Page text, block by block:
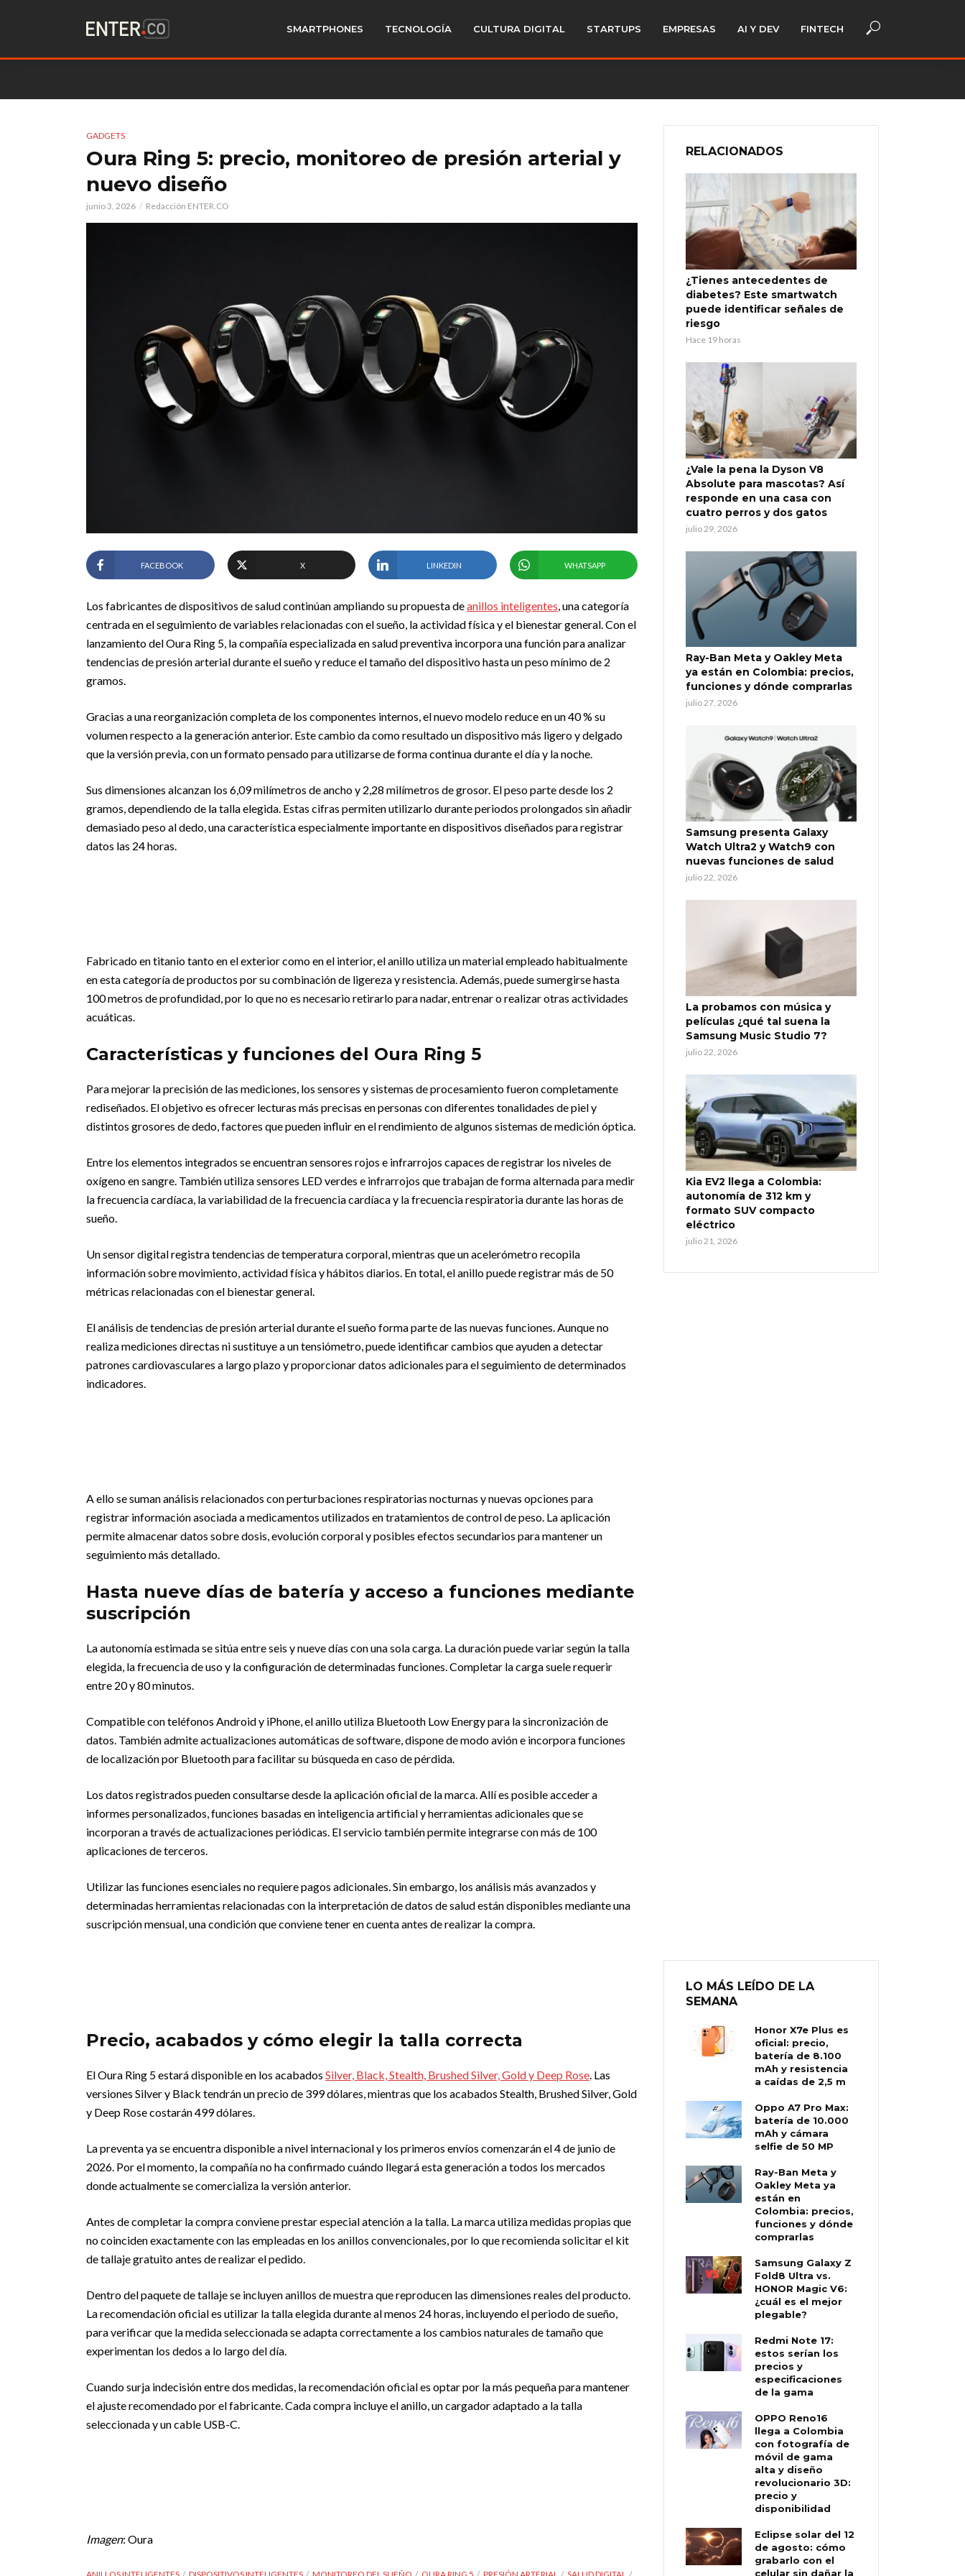
SMARTPHONES TECNOLOGÍA CULTURA DIGITAL STARTUPS EMPRESAS AI Y DEV FINTECH
GADGETS
Oura Ring 5: precio, monitoreo de presión arterial y
nuevo diseño
junio 3, 2026 Redacción ENTER.CO
FACEBOOK X LINKEDIN WHATSAPP
Los fabricantes de dispositivos de salud continúan ampliando su propuesta deanillos inteligentes, una categoría
centrada en el seguimiento de variables relacionadas con el sueño, la actividad física y el bienestar general. Con el
lanzamiento del Oura Ring 5, la compañía especializada en salud preventiva incorpora una función para analizar
tendencias de presión arterial durante el sueño y reduce el tamaño del dispositivo hasta un peso mínimo de 2
gramos.
Gracias a una reorganización completa de los componentes internos, el nuevo modelo reduce en un 40 % su
volumen respecto a la generación anterior. Este cambio da como resultado un dispositivo más ligero y delgado
que la versión previa, con un formato pensado para utilizarse de forma continua durante el día y la noche.
Sus dimensiones alcanzan los 6,09 milímetros de ancho y 2,28 milímetros de grosor. El peso parte desde los 2
gramos, dependiendo de la talla elegida. Estas cifras permiten utilizarlo durante periodos prolongados sin añadir
demasiado peso al dedo, una característica especialmente importante en dispositivos diseñados para registrar
datos las 24 horas.
Fabricado en titanio tanto en el exterior como en el interior, el anillo utiliza un material empleado habitualmente
en esta categoría de productos por su combinación de ligereza y resistencia. Además, puede sumergirse hasta
100 metros de profundidad, por lo que no es necesario retirarlo para nadar, entrenar o realizar otras actividades
acuáticas.
Características y funciones del Oura Ring 5
Para mejorar la precisión de las mediciones, los sensores y sistemas de procesamiento fueron completamente
rediseñados. El objetivo es ofrecer lecturas más precisas en personas con diferentes tonalidades de piel y
distintos grosores de dedo, factores que pueden influir en el rendimiento de algunos sistemas de medición óptica.
Entre los elementos integrados se encuentran sensores rojos e infrarrojos capaces de registrar los niveles de
oxígeno en sangre. También utiliza sensores LED verdes e infrarrojos que trabajan de forma alternada para medir
la frecuencia cardíaca, la variabilidad de la frecuencia cardíaca y la frecuencia respiratoria durante las horas de
sueño.
Un sensor digital registra tendencias de temperatura corporal, mientras que un acelerómetro recopila
información sobre movimiento, actividad física y hábitos diarios. En total, el anillo puede registrar más de 50
métricas relacionadas con el bienestar general.
El análisis de tendencias de presión arterial durante el sueño forma parte de las nuevas funciones. Aunque no
realiza mediciones directas ni sustituye a un tensiómetro, puede identificar cambios que ayuden a detectar
patrones cardiovasculares a largo plazo y proporcionar datos adicionales para el seguimiento de determinados
indicadores.
A ello se suman análisis relacionados con perturbaciones respiratorias nocturnas y nuevas opciones para
registrar información asociada a medicamentos utilizados en tratamientos de control de peso. La aplicación
permite almacenar datos sobre dosis, evolución corporal y posibles efectos secundarios para mantener un
seguimiento más detallado.
Hasta nueve días de batería y acceso a funciones mediante
suscripción
La autonomía estimada se sitúa entre seis y nueve días con una sola carga. La duración puede variar según la talla
elegida, la frecuencia de uso y la configuración de determinadas funciones. Completar la carga suele requerir
entre 20 y 80 minutos.
Compatible con teléfonos Android y iPhone, el anillo utiliza Bluetooth Low Energy para la sincronización de
datos. También admite actualizaciones automáticas de software, dispone de modo avión e incorpora funciones
de localización por Bluetooth para facilitar su búsqueda en caso de pérdida.
Los datos registrados pueden consultarse desde la aplicación oficial de la marca. Allí es posible acceder a
informes personalizados, funciones basadas en inteligencia artificial y herramientas adicionales que se
incorporan a través de actualizaciones periódicas. El servicio también permite integrarse con más de 100
aplicaciones de terceros.
Utilizar las funciones esenciales no requiere pagos adicionales. Sin embargo, los análisis más avanzados y
determinadas herramientas relacionadas con la interpretación de datos de salud están disponibles mediante una
suscripción mensual, una condición que conviene tener en cuenta antes de realizar la compra.
Precio, acabados y cómo elegir la talla correcta
El Oura Ring 5 estará disponible en los acabados Silver, Black, Stealth, Brushed Silver, Gold y Deep Rose. Las
versiones Silver y Black tendrán un precio de 399 dólares, mientras que los acabados Stealth, Brushed Silver, Gold
y Deep Rose costarán 499 dólares.
La preventa ya se encuentra disponible a nivel internacional y los primeros envíos comenzarán el 4 de junio de
2026. Por el momento, la compañía no ha confirmado cuándo llegará esta generación a todos los mercados
donde actualmente se comercializa la versión anterior.
Antes de completar la compra conviene prestar especial atención a la talla. La marca utiliza medidas propias que
no coinciden exactamente con las empleadas en los anillos convencionales, por lo que recomienda solicitar el kit
de tallaje gratuito antes de realizar el pedido.
Dentro del paquete de tallaje se incluyen anillos de muestra que reproducen las dimensiones reales del producto.
La recomendación oficial es utilizar la talla elegida durante al menos 24 horas, incluyendo el periodo de sueño,
para verificar que la medida seleccionada se adapta correctamente a los cambios naturales de tamaño que
experimentan los dedos a lo largo del día.
Cuando surja indecisión entre dos medidas, la recomendación oficial es optar por la más pequeña para mantener
el ajuste recomendado por el fabricante. Cada compra incluye el anillo, un cargador adaptado a la talla
seleccionada y un cable USB-C.
Imagen: Oura
RELACIONADOS
¿Tienes antecedentes de
diabetes? Este smartwatch
puede identificar señales de
riesgo
Hace 19 horas
¿Vale la pena la Dyson V8
Absolute para mascotas? Así
responde en una casa con
cuatro perros y dos gatos
julio 29, 2026
Ray-Ban Meta y Oakley Meta
ya están en Colombia: precios,
funciones y dónde comprarlas
julio 27, 2026
Samsung presenta Galaxy
Watch Ultra2 y Watch9 con
nuevas funciones de salud
julio 22, 2026
La probamos con música y
películas ¿qué tal suena la
Samsung Music Studio 7?
julio 22, 2026
Kia EV2 llega a Colombia:
autonomía de 312 km y
formato SUV compacto
eléctrico
julio 21, 2026
LO MÁS LEÍDO DE LA
SEMANA
Honor X7e Plus es
oficial: precio,
batería de 8.100
mAh y resistencia
a caídas de 2,5 m
Oppo A7 Pro Max:
batería de 10.000
mAh y cámara
selfie de 50 MP
Ray-Ban Meta y
Oakley Meta ya
están en
Colombia: precios,
funciones y dónde
comprarlas
Samsung Galaxy Z
Fold8 Ultra vs.
HONOR Magic V6:
¿cuál es el mejor
plegable?
Redmi Note 17:
estos serían los
precios y
especificaciones
de la gama
OPPO Reno16
llega a Colombia
con fotografía de
móvil de gama
alta y diseño
revolucionario 3D:
precio y
disponibilidad
Eclipse solar del 12
de agosto: cómo
grabarlo con el
celular sin dañar la